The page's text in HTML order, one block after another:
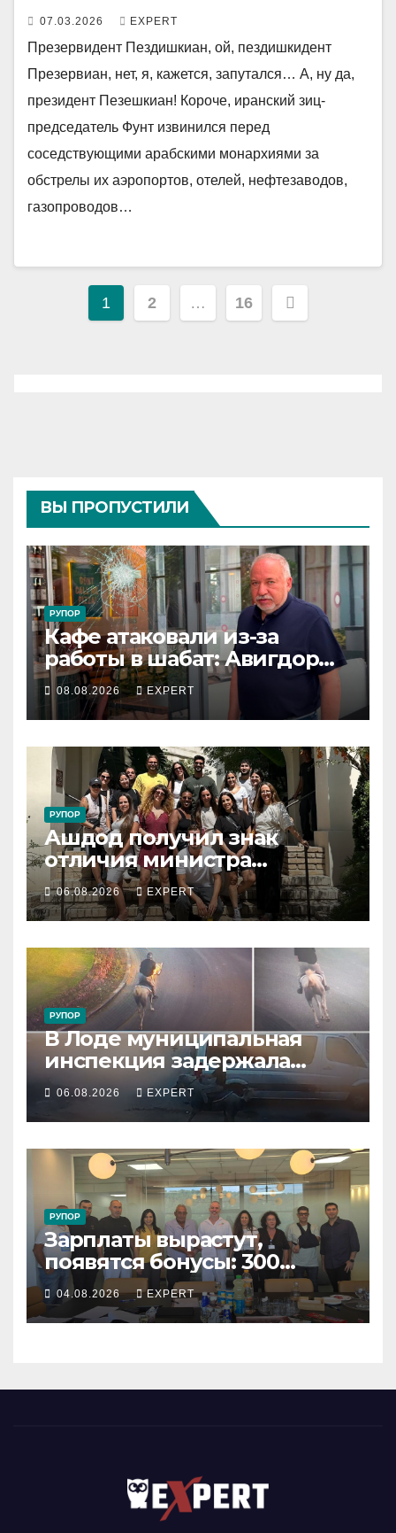
07.03.2026 EXPERT
Презервидент Пездишкиан, ой, пездишкидент
Презервиан, нет, я, кажется, запутался… А, ну да,
президент Пезешкиан! Короче, иранский зиц-
председатель Фунт извинился перед
соседствующими арабскими монархиями за
обстрелы их аэропортов, отелей, нефтезаводов,
газопроводов…
Пагинация
1 2 … 16
ВЫ ПРОПУСТИЛИ
РУПОР
Кафе атаковали из-за
работы в шабат: Авигдор
Либерман приехал
поддержать владельцев
08.08.2026 EXPERT
РУПОР
Ашдод получил знак
отличия министра
обороны за поддержку
резервистов
06.08.2026 EXPERT
РУПОР
В Лоде муниципальная
инспекция задержала
подростка, устроившего
опасную скачку на лошади
по улицам города
06.08.2026 EXPERT
РУПОР
Зарплаты вырастут,
появятся бонусы: 300
сотрудников «Штраус»
получили новый
коллективный договор
04.08.2026 EXPERT